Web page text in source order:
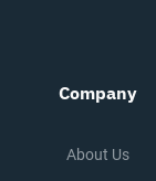
Company
About Us